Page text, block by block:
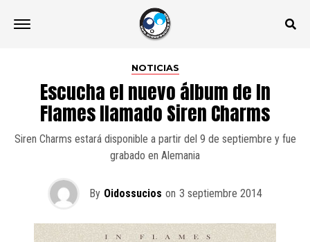
NOTICIAS
Escucha el nuevo álbum de In
Flames llamado Siren Charms
Siren Charms estará disponible a partir del 9 de septiembre y fue
grabado en Alemania
By Oidossucios on 3 septiembre 2014